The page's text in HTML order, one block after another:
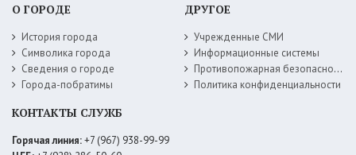
О ГОРОДЕ
История города
Символика города
Сведения о городе
Города-побратимы
ДРУГОЕ
Учрежденные СМИ
Информационные системы
Противопожарная безопасность
Политика конфиденциальности
КОНТАКТЫ СЛУЖБ
Горячая линия:+7 (967) 938-99-99